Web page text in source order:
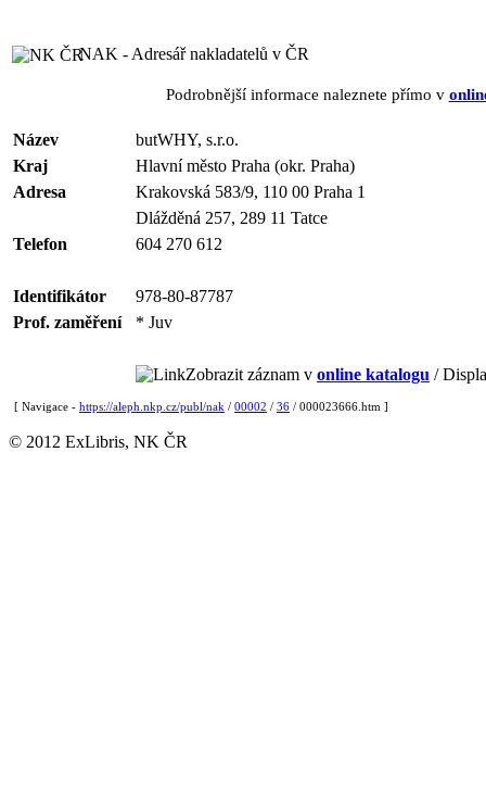
NAK - Adresář nakladatelů v ČR
Podrobnější informace naleznete přímo v
Název
butWHY, s.r.o.
Kraj
Hlavní město Praha (okr. Praha)
Adresa
Krakovská 583/9, 110 00 Praha 1
Dlážděná 257, 289 11 Tatce
Telefon
604 270 612
Identifikátor
978-80-87787
Prof. zaměření
* Juv
Zobrazit záznam v online katalogu /
[ Navigace - https://aleph.nkp.cz/publ/nak / 00002 / 36 / 000023666.htm ]
© 2012 ExLibris, NK ČR